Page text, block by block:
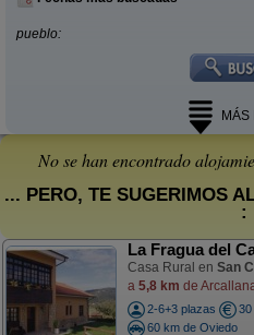
pueblo:
MÁS
No se han encontrado
... PERO, TE SUGERIMOS
:
La Fragua del
Casa Rural en San
a 5,8 km de
2-6+3 plazas
30
60 km de Oviedo